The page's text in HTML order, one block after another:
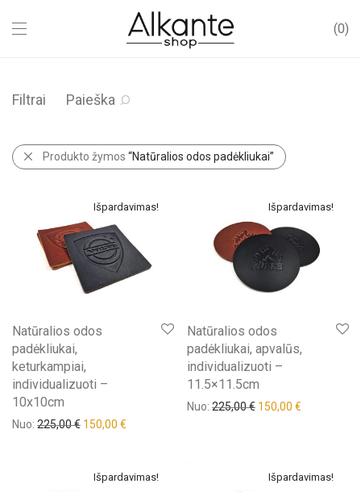
0
Filtrai Paieška
Produkto žymos “Natūralios odos padėkliukai”
Išpardavimas!
Natūralios odos
padėkliukai,
keturkampiai,
individualizuoti –
10x10cm
Nuo: 225,00€ 150,00 €
Išpardavimas!
Natūralios odos
padėkliukai, apvalūs,
individualizuoti –
11.5×11.5cm
Nuo: 225,00€ 150,00 €
Išpardavimas! Išpardavimas!